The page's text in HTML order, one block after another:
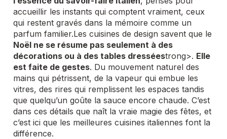
accueillir les instants qui comptent vraiment, ceux
qui restent gravés dans la mémoire comme un
parfum familier.Les cuisines de design savent que le
Noël ne se résume pas seulement à des
décorations ou à des tables dresséestrong>. Elle
est faite de gestes. Du mouvement naturel des
mains qui pétrissent, de la vapeur qui embue les
vitres, des rires qui remplissent les espaces tandis
que quelqu’un goûte la sauce encore chaude. C’est
dans ces détails que naît la vraie magie des fêtes, et
c’est ici que les meilleures cuisines italiennes font la
différence.